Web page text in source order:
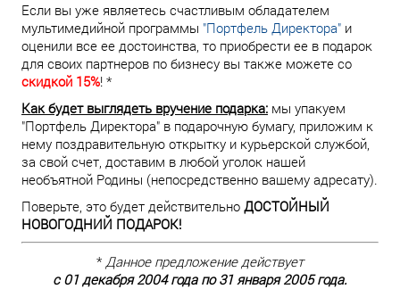
Если вы уже являетесь счастливым обладателем
мультимедийной программы "Портфель Директора" и
оценили все ее достоинства, то приобрести ее в подарок
для своих партнеров по бизнесу вы также можете со
скидкой 15%! *
Как будет выглядеть вручение подарка: мы упакуем
"Портфель Директора" в подарочную бумагу, приложим к
нему поздравительную открытку и курьерской службой,
за свой счет, доставим в любой уголок нашей
необъятной Родины (непосредственно вашему адресату).
Поверьте, это будет действительно ДОСТОЙНЫЙ
НОВОГОДНИЙ ПОДАРОК!
* Данное предложение действует
с 01 декабря 2004 года по 31 января 2005 года.